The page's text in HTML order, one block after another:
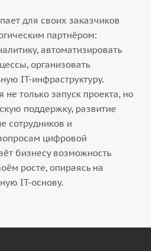
для своих заказчиков
партнёром:
автоматизировать
организовать
IT-инфраструктуру.
только запуск проекта, но
поддержку, развитие
сотрудников и
цифровой
бизнесу возможность
росте, опираясь на
IT-основу.